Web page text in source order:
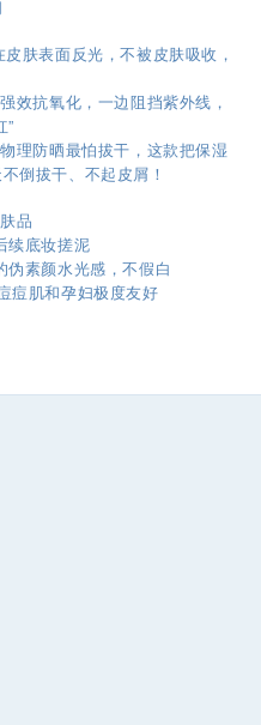
皮肤表面反光，不被皮肤吸收，
强效抗氧化，一边阻挡紫外线，
”
物理防晒最怕拔干，这款把保湿
倒拔干、不起皮屑！
品
续底妆搓泥
伪素颜水光感，不假白
痘肌和孕妇极度友好